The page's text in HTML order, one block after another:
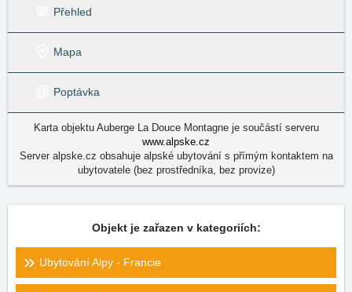
Přehled
Mapa
Poptávka
Karta objektu Auberge La Douce Montagne je součástí serveru
www.alpske.cz
Server alpske.cz obsahuje alpské ubytování s přímým kontaktem na
ubytovatele (bez prostředníka, bez provize)
Objekt je zařazen v kategoriích:
Ubytování Alpy - Francie